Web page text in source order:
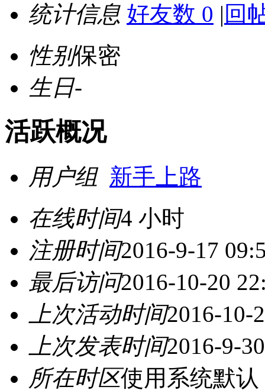
统计信息 好友数 0 | 回
性别保密
生日-
活跃概况
用户组 新手上路
在线时间4 小时
注册时间2016-9-17
最后访问2016-10-20
上次活动时间2016-10-
上次发表时间2016-9-
所在时区使用系统默认